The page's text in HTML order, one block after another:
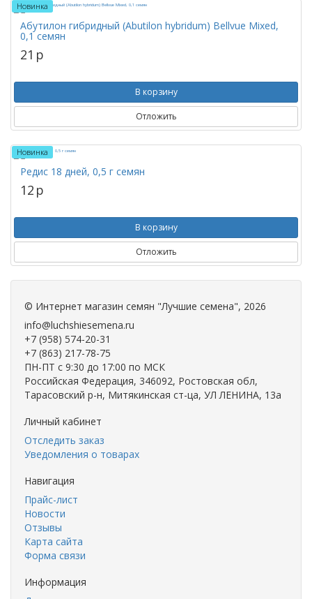
Новинка
Абутилон гибридный (Abutilon hybridum) Bellvue Mixed,
0,1 семян
21 p
В корзину
Отложить
Новинка
Редис 18 дней, 0,5 г семян
12 p
В корзину
Отложить
© Интернет магазин семян "Лучшие семена", 2026
info@luchshiesemena.ru
+7 (958) 574-20-31
+7 (863) 217-78-75
ПН-ПТ с 9:30 до 17:00 по МСК
Российская Федерация, 346092, Ростовская обл,
Тарасовский р-н, Митякинская ст-ца, УЛ ЛЕНИНА, 13а
Личный кабинет
Отследить заказ
Уведомления о товарах
Навигация
Прайс-лист
Новости
Отзывы
Карта сайта
Форма связи
Информация